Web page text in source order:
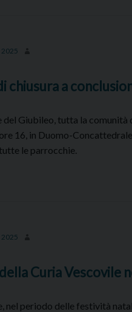
2025
chiusura a
del Giubileo, tutta la
16, in Duomo-
le parrocchie.
2025
Curia
nel periodo delle festività